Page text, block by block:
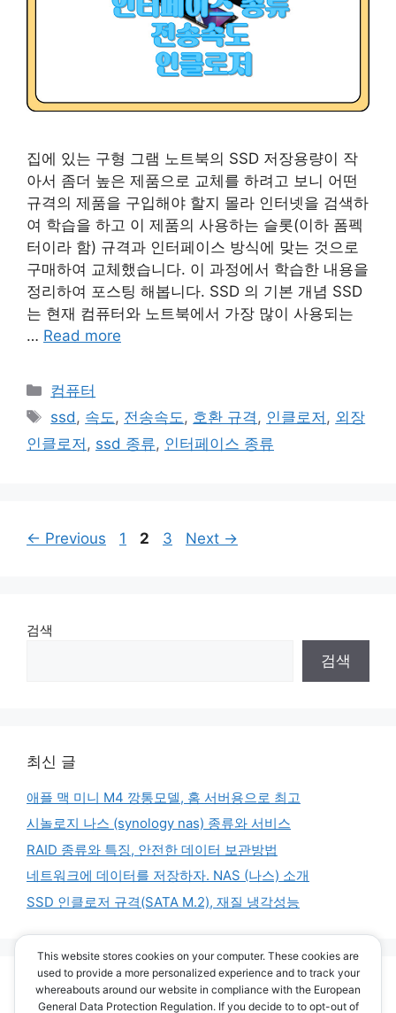
집에 있는 구형 그램 노트북의 SSD 저장용량이 작
아서 좀더 높은 제품으로 교체를 하려고 보니 어떤
규격의 제품을 구입해야 할지 몰라 인터넷을 검색하
여 학습을 하고 이 제품의 사용하는 슬롯(이하 폼펙
터이라 함) 규격과 인터페이스 방식에 맞는 것으로
구매하여 교체했습니다. 이 과정에서 학습한 내용을
정리하여 포스팅 해봅니다. SSD 의 기본 개념 SSD
는 현재 컴퓨터와 노트북에서 가장 많이 사용되는
… Read more
Categories
컴퓨터
Tags
ssd , 속도 , 전송속도 , 호환 규격 , 인클로저 , 외장
인클로저 , ssd 종류, 인터페이스 종류
← Previous Page
1 Page
2 Page
3 Next →
검색
검색
최신 글
애플 맥 미니 M4 깡통모델, 홈 서버용으로 최고
시놀로지 나스 (synology nas) 종류와 서비스
RAID 종류와 특징, 안전한 데이터 보관방법
네트워크에 데이터를 저장하자. NAS (나스) 소개
SSD 인클로저 규격(SATA M.2), 재질 냉각성능
최신 댓글
This website stores cookies on your computer. These cookies are
used to provide a more personalized experience and to track your
whereabouts around our website in compliance with the European
General Data Protection Regulation. If you decide to to opt-out of